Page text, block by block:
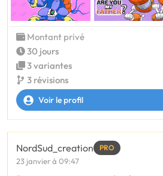
Montant privé
30 jours
3 variantes
3 révisions
Voir le profil
NordSud_creation PRO
23 janvier à 09:47